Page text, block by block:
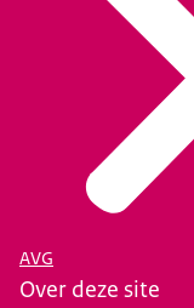
AVG
Over deze site